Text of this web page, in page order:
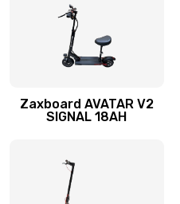
Zaxboard AVATAR V2
SIGNAL 18AH